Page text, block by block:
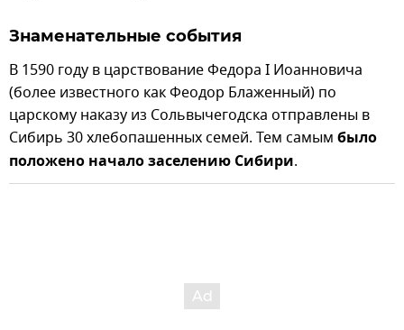
Знаменательные события
В 1590 году в царствование Федора I Иоанновича
(более известного как Феодор Блаженный) по
царскому наказу из Сольвычегодска отправлены в
Сибирь 30 хлебопашенных семей. Тем самым было
положено начало заселению Сибири.